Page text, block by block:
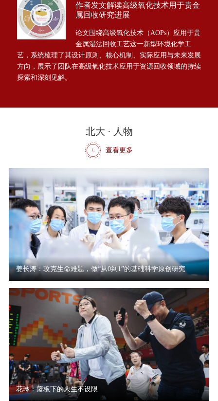
作者发文解读高级氧化技术用于贵金
属回收研究进展
论文围绕高级氧化技术（AOPs）应用于贵
金属湿法回收工艺这一新型环境化学工
艺，系统梳理了其设计原则、核心机制、实际应用与未来发展
方向，展示了团队在高级氧化技术应用于资源回收领域的持续
探索和深刻见解。
北大 · 人物
查看更多
花琳：篮板下的人生不设限
姜长涛：攻克生命难题，做“从0到1”的基础科学原创研究
3
1